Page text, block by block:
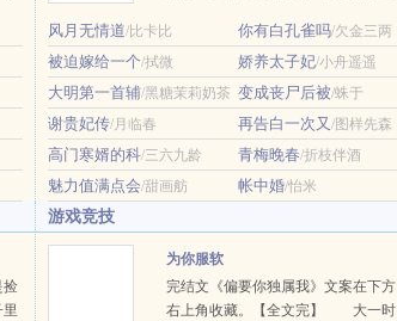
知己把虞澜意杀了。 现在他在宴会上
抓住和虞澜意同处一室，在大庭广众
私会，虞澜意本想让男主和自己关在
结果关错人了，现在他用袖子遮挡
对着郑山辞怒目而视。 面对众人的指
郑山辞咬牙：“我娶。” 郑山辞嘴里发
这人完全就是一个作精，侯府娇养…
风月无情道/比卡比 你有白孔雀吗/欠金三两
被迫嫁给一个/拭微 娇养太子妃/小舟遥遥
大明第一首辅/黑糖茉莉奶茶 变成丧尸后被/蛛于
谢贵妃传/月临春 再告白一次又/图样先森
高门寒婿的科/三六九龄 青梅晚春/折枝伴酒
魅力值满点会/甜画舫 帐中婚/怡米
捡
游戏竞技
为你服软
完结文《偏要你独属我》文案在下
右上角收藏。【全文完】 大一时